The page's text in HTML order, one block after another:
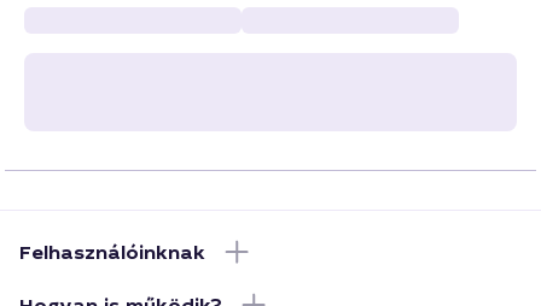
Felhasználóinknak